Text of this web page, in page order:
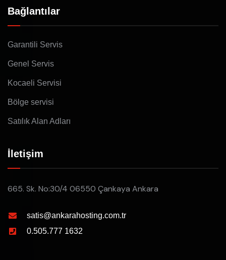
Bağlantılar
Garantili Servis
Genel Servis
Kocaeli Servisi
Bölge servisi
Satılık Alan Adları
İletişim
665. Sk. No:30/4 06550 Çankaya Ankara
satis@ankarahosting.com.tr
0.505.777 1632